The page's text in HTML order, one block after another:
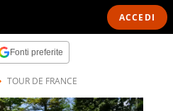
ACCEDI
Fonti preferite
TOUR DE FRANCE